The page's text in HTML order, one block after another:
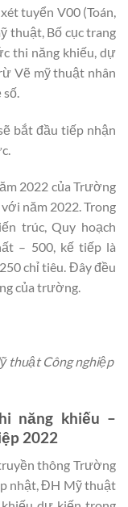
tuyển V00 (Toán,
thuật, Bố cục trang
thi năng khiếu, dự
Vẽ mỹ thuật nhân
bắt đầu tiếp nhận
2022 của Trường
năm 2022. Trong
trúc, Quy hoạch
– 500, kế tiếp là
chỉ tiêu. Đây đều
của trường.
thuật Công nghiệp
năng khiếu –
2022
thông Trường
nhật, ĐH Mỹ thuật